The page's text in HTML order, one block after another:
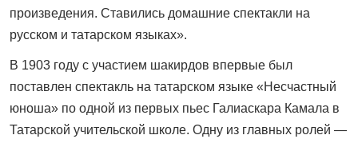
произведения. Ставились домашние спектакли на
русском и татарском языках».
В 1903 году с участием шакирдов впервые был
поставлен спектакль на татарском языке «Несчастный
юноша» по одной из первых пьес Галиаскара Камала в
Татарской учительской школе. Одну из главных ролей —